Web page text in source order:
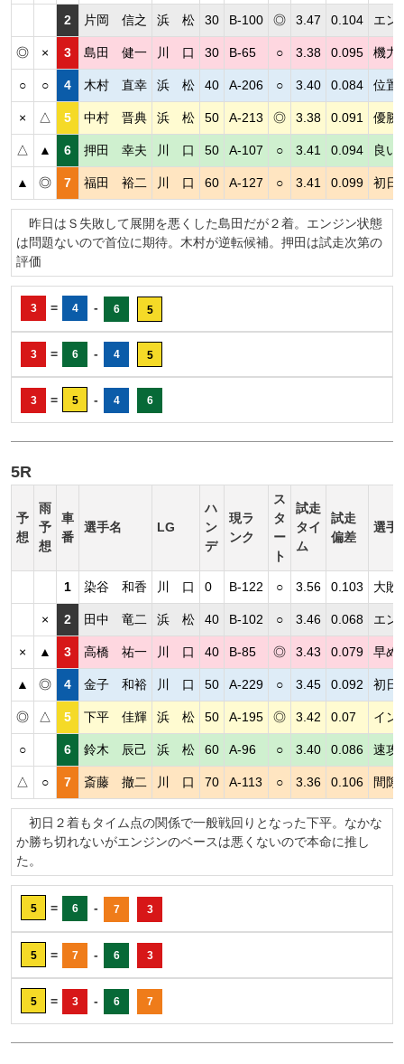
2 片岡 信之 浜 松 30 B-100 ◎ 3.47 0.104 エン
◎ × 3 島田 健一 川 口 30 B-65 ○ 3.38 0.095 機力
○ ○ 4 木村 直幸 浜 松 40 A-206 ○ 3.40 0.084 位置
× △ 5 中村 晋典 浜 松 50 A-213 ◎ 3.38 0.091 優勝
△ ▲ 6 押田 幸夫 川 口 50 A-107 ○ 3.41 0.094 良い
▲ ◎ 7 福田 裕二 川 口 60 A-127 ○ 3.41 0.099 初日
昨日はＳ失敗して展開を悪くした島田だが２着。エンジン状態
は問題ないので首位に期待。木村が逆転候補。押田は試走次第の
評価
3 = 4 - 6 5
3 = 6 - 4 5
3 = 5 - 4 6
5R
予
想
雨
予
想
車
番
選手名 LG
ハ
ン
デ
現ラ
ンク
ス
タ
ー
ト
試走
タイ
ム
試走
偏差
選手
1 染谷 和香 川 口 0 B-122 ○ 3.56 0.103 大敗
× 2 田中 竜二 浜 松 40 B-102 ○ 3.46 0.068 エン
× ▲ 3 高橋 祐一 川 口 40 B-85 ◎ 3.43 0.079 早め
▲ ◎ 4 金子 和裕 川 口 50 A-229 ○ 3.45 0.092 初日
◎ △ 5 下平 佳輝 浜 松 50 A-195 ◎ 3.42 0.07 イン
○ 6 鈴木 辰己 浜 松 60 A-96 ○ 3.40 0.086 速攻
△ ○ 7 斎藤 撤二 川 口 70 A-113 ○ 3.36 0.106 間隙
初日２着もタイム点の関係で一般戦回りとなった下平。なかな
か勝ち切れないがエンジンのベースは悪くないので本命に推し
た。
5 = 6 - 7 3
5 = 7 - 6 3
5 = 3 - 6 7